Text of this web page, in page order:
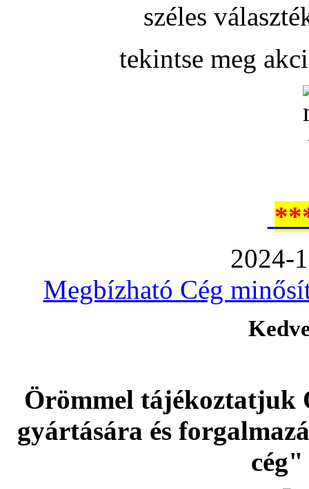
széles
tekintse meg
2024-
Megbízható Cég
Örömmel tájékoztatjuk
gyártására és